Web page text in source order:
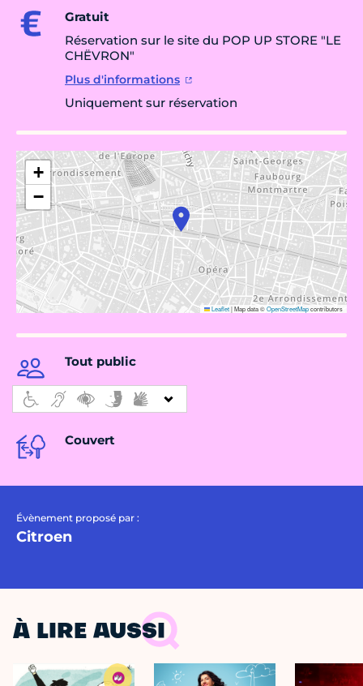
Gratuit
Réservation sur le site du POP UP STORE "LE
CHËVRON"
Plus d'informations
Uniquement sur réservation
+
−
Leaflet|Map data ©OpenStreetMapcontributors
Tout public
Couvert
Évènement proposé par :
Citroen
À LIRE AUSSI